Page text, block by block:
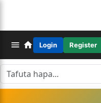
Login Register